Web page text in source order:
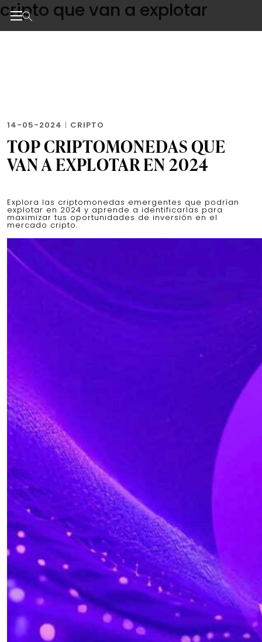
Skip
to
the
cripto que van a explotar
14-05-2024 | CRIPTO
TOP CRIPTOMONEDAS QUE
VAN A EXPLOTAR EN 2024
Explora las criptomonedas emergentes que podrían
explotar en 2024 y aprende a identificarlas para
maximizar tus oportunidades de inversión en el
mercado cripto.